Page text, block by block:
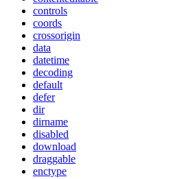
controls
coords
crossorigin
data
datetime
decoding
default
defer
dir
dirname
disabled
download
draggable
enctype